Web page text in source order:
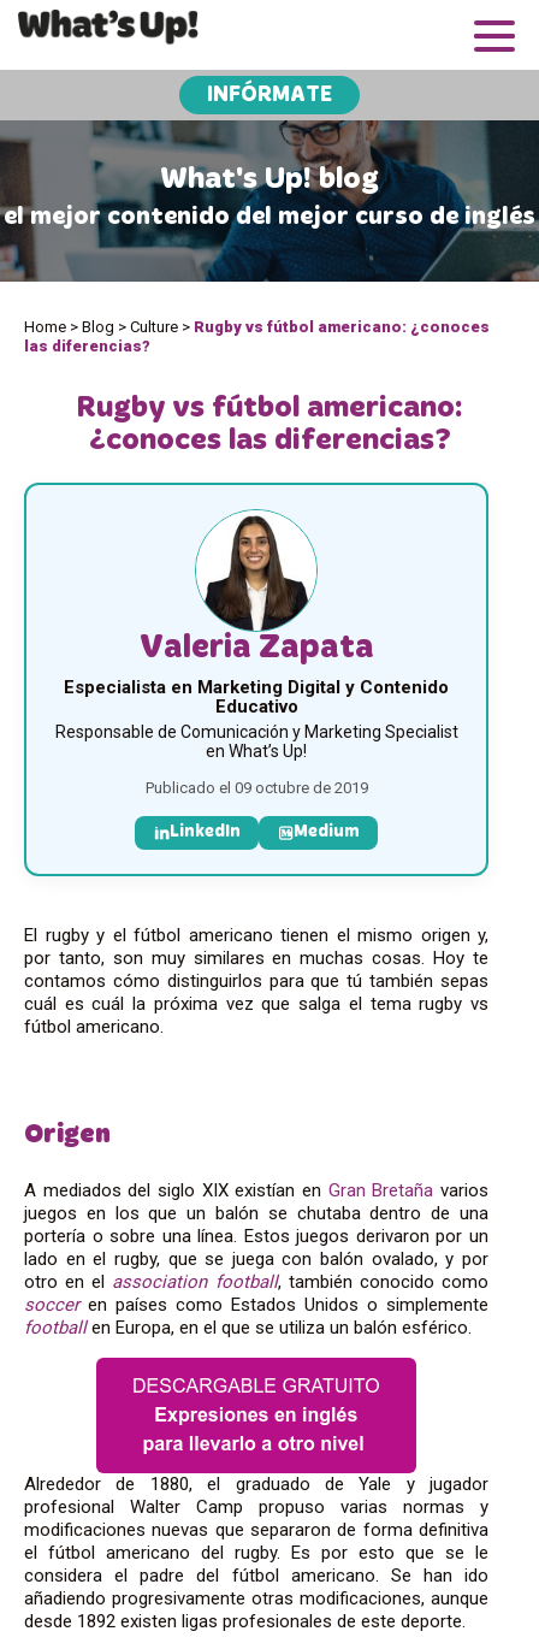
INFÓRMATE
What's Up! blog
el mejor contenido del mejor curso de inglés
Home > Blog > Culture > Rugby vs fútbol americano: ¿conoces
las diferencias?
Rugby vs fútbol americano:
¿conoces las diferencias?
Valeria Zapata
Especialista en Marketing Digital y Contenido
Educativo
Responsable de Comunicación y Marketing Specialist
en What’s Up!
Publicado el 09 octubre de 2019
LinkedIn Medium
El rugby y el fútbol americano tienen el mismo origen y,
por tanto, son muy similares en muchas cosas. Hoy te
contamos cómo distinguirlos para que tú también sepas
cuál es cuál la próxima vez que salga el tema rugby vs
fútbol americano.
Origen
A mediados del siglo XIX existían en Gran Bretaña varios
juegos en los que un balón se chutaba dentro de una
portería o sobre una línea. Estos juegos derivaron por un
lado en el rugby, que se juega con balón ovalado, y por
otro en el association football, también conocido como
socceren países como Estados Unidos o simplemente
footballen Europa, en el que se utiliza un balón esférico.
Alrededor de 1880, el graduado de Yale y jugador
profesional Walter Camp propuso varias normas y
modificaciones nuevas que separaron de forma definitiva
el fútbol americano del rugby. Es por esto que se le
considera el padre del fútbol americano. Se han ido
añadiendo progresivamente otras modificaciones, aunque
desde 1892 existen ligas profesionales de este deporte.